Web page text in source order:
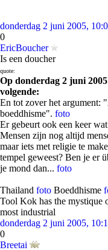
donderdag 2 juni 2005,
0
EricBoucher
Is een doucher
quote:
Op donderdag 2 juni
volgende:
En tot zover het argument:
boeddhisme". foto
Er gebeurt ook een keer
Mensen zijn nog altijd
maar iets met religie te
tempel geweest? Ben je er
je mond dan... foto
Thailand foto Boeddhisme
Tool Kok has the mystique
most industrial
donderdag 2 juni 2005,
0
Breetai